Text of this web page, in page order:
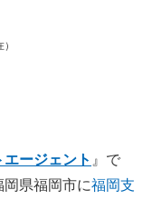
エージェント 』で
県福岡市に福岡支